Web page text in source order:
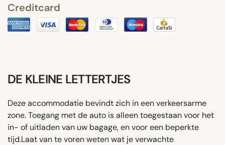
Creditcard
DE KLEINE LETTERTJES
Deze accommodatie bevindt zich in een verkeersarme
zone. Toegang met de auto is alleen toegestaan ​​voor het
in- of uitladen van uw bagage, en voor een beperkte
tijd.Laat van te voren weten wat je verwachte